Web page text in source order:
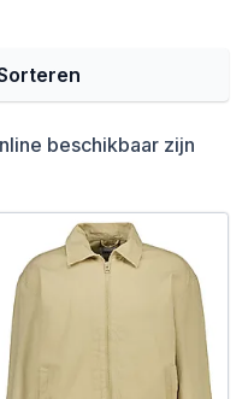
beschikbaar zijn